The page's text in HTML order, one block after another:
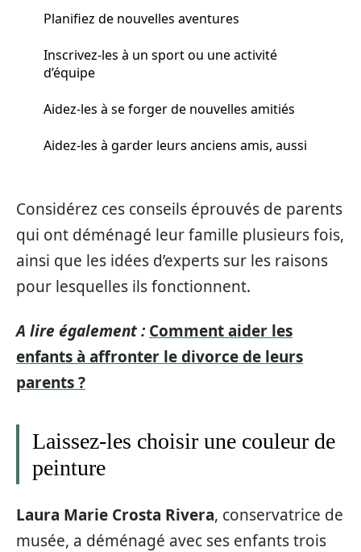
Planifiez de nouvelles aventures
Inscrivez-les à un sport ou une activité
d’équipe
Aidez-les à se forger de nouvelles amitiés
Aidez-les à garder leurs anciens amis, aussi
Considérez ces conseils éprouvés de parents
qui ont déménagé leur famille plusieurs fois,
ainsi que les idées d’experts sur les raisons
pour lesquelles ils fonctionnent.
A lire également : Comment aider les
enfants à affronter le divorce de leurs
parents ?
Laissez-les choisir une couleur de
peinture
Laura Marie Crosta Rivera, conservatrice de
musée, a déménagé avec ses enfants trois